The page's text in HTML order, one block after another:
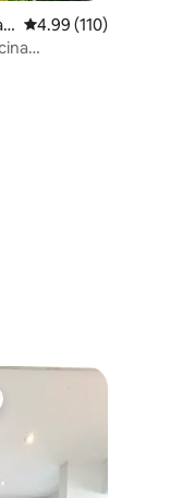
Calificación promedio:
4.99 (110)